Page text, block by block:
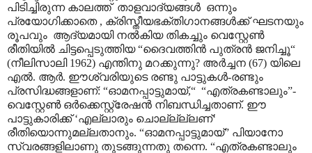
പിടിച്ചിരുന്ന കാലത്ത് താളവാദ്യങ്ങൾ ഒന്നും
പ്രയോഗിക്കാതെ , ക്രിസ്തീയഭക്തിഗാനങ്ങൾക്ക് ഘടനയും
രൂപവും ആദ്യമായി നൽകിയ തികച്ചും വെസ്റ്റേൺ
രീതിയിൽ ചിട്ടപ്പെടുത്തിയ “ദൈവത്തിൻ പുത്രൻ ജനിച്ചൂ“
(നീലിസാലി 1962) എന്തിനു മറക്കുന്നു? അർച്ചന (67) യിലെ
എൽ. ആർ. ഈശ്വരിയുടെ രണ്ടു പാട്ടുകൾ-രണ്ടും
പ്രസിദ്ധങ്ങളാണ്: “ഓമനപ്പാട്ടുമായ്,“ “എത്രകണ്ടാലും”-
വെസ്റ്റേൺ ഒർക്കെസ്റ്റ്രേഷൻ നിബന്ധിച്ചതാണ്. ഈ
പാട്ടുകാരിക്ക് ‘എല്ലാരും ചൊല്ല്ല്ലണ്‘
രീതിയൊന്നുമല്ലതാനും. “ഓമനപ്പാട്ടുമായ്” പിയാനോ
സ്വരങ്ങളിലാണു തുടങ്ങുന്നതു തന്നെ. “എത്രകണ്ടാലും